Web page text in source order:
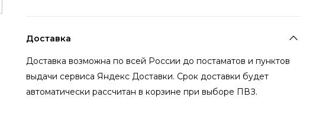
Доставка
Доставка возможна по всей России до постаматов и пунктов
выдачи сервиса Яндекс Доставки. Срок доставки будет
автоматически рассчитан в корзине при выборе ПВЗ.